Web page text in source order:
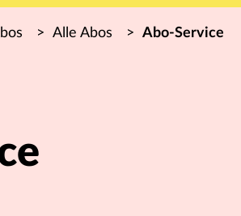
> Alle Abos > Abo-Service